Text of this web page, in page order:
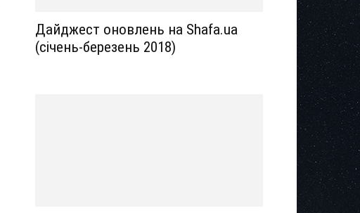
Дайджест оновлень на Shafa.ua
(січень-березень 2018)